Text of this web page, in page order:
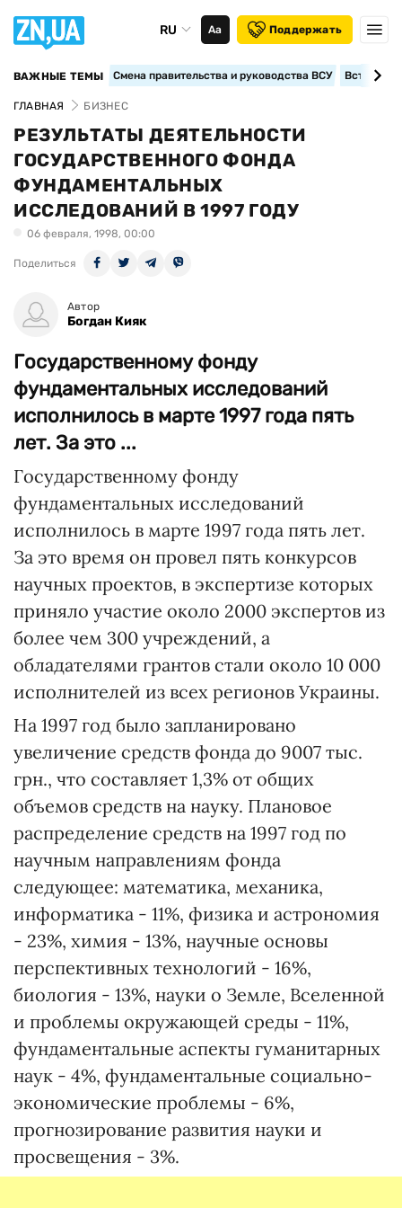
RU Аа Поддержать
ВАЖНЫЕ ТЕМЫ Смена правительства и руководства ВСУ
ГЛАВНАЯ БИЗНЕС
РЕЗУЛЬТАТЫ ДЕЯТЕЛЬНОСТИ
ГОСУДАРСТВЕННОГО ФОНДА
ФУНДАМЕНТАЛЬНЫХ
ИССЛЕДОВАНИЙ В 1997 ГОДУ
06 февраля, 1998, 00:00
Поделиться
Автор
Богдан Кияк
Государственному фонду
фундаментальных исследований
исполнилось в марте 1997 года пять
лет. За это ...
Государственному фонду
фундаментальных исследований
исполнилось в марте 1997 года пять лет.
За это время он провел пять конкурсов
научных проектов, в экспертизе которых
приняло участие около 2000 экспертов из
более чем 300 учреждений, а
обладателями грантов стали около 10 000
исполнителей из всех регионов Украины.
На 1997 год было запланировано
увеличение средств фонда до 9007 тыс.
грн., что составляет 1,3% от общих
объемов средств на науку. Плановое
распределение средств на 1997 год по
научным направлениям фонда
следующее: математика, механика,
информатика - 11%, физика и астрономия
- 23%, химия - 13%, научные основы
перспективных технологий - 16%,
биология - 13%, науки о Земле, Вселенной
и проблемы окружающей среды - 11%,
фундаментальные аспекты гуманитарных
наук - 4%, фундаментальные социально-
экономические проблемы - 6%,
прогнозирование развития науки и
просвещения - 3%.